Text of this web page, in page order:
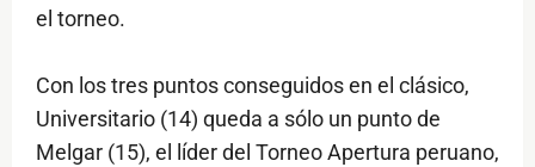
el torneo.
Con los tres puntos conseguidos en el clásico,
Universitario (14) queda a sólo un punto de
Melgar (15), el líder del Torneo Apertura peruano,